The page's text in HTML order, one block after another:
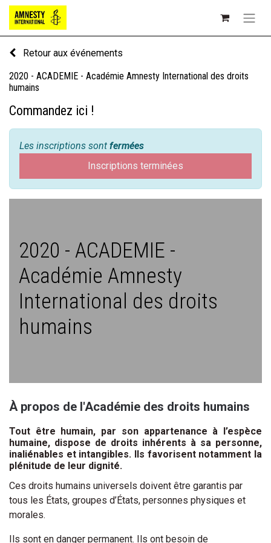
Retour aux événements
2020 - ACADEMIE - Académie Amnesty International des droits
humains
Commandez ici !
Les inscriptions sont fermées
Inscriptions terminées
2020 - ACADEMIE -
Académie Amnesty
International des droits
humains
À propos de l'Académie des droits humains
Tout être humain, par son appartenance à l’espèce
humaine, dispose de droits inhérents à sa personne,
inaliénables et intangibles. Ils favorisent notamment la
plénitude de leur dignité.
Ces droits humains universels doivent être garantis par
tous les États, groupes d’États, personnes physiques et
morales.
Ils sont en danger permanent. Ils ont besoin de